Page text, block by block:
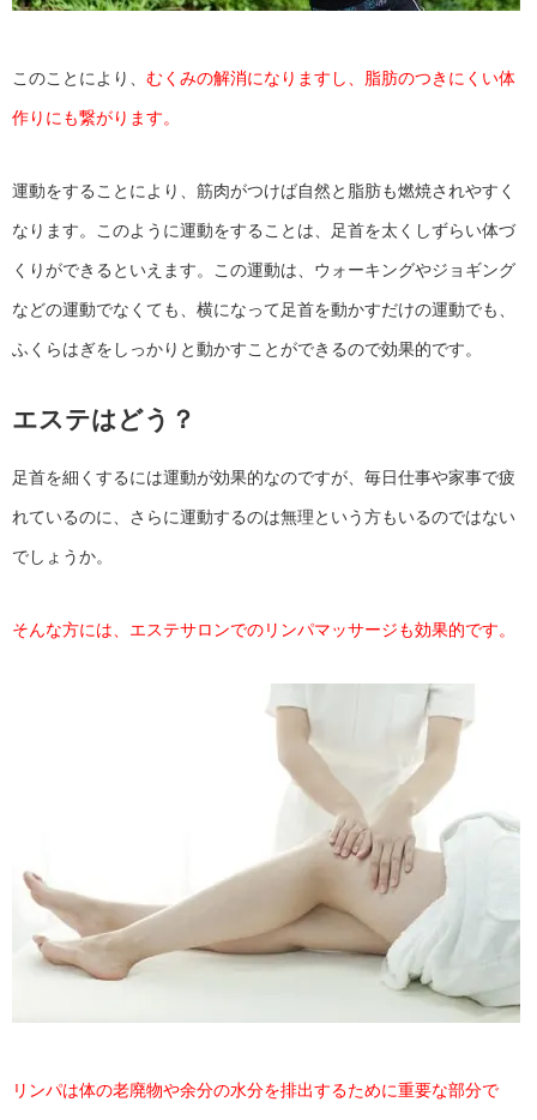
このことにより、 むくみの解消になりますし、脂肪のつきにくい体
作りにも繋がります。
運動をすることにより、筋肉がつけば自然と脂肪も燃焼されやすく
なります。このように運動をすることは、足首を太くしずらい体づ
くりができるといえます。この運動は、ウォーキングやジョギング
などの運動でなくても、横になって足首を動かすだけの運動でも、
ふくらはぎをしっかりと動かすことができるので効果的です。
エステはどう？
足首を細くするには運動が効果的なのですが、毎日仕事や家事で疲
れているのに、さらに運動するのは無理という方もいるのではない
でしょうか。
そんな方には、エステサロンでのリンパマッサージも効果的です。
リンパは体の老廃物や余分の水分を排出するために重要な部分で